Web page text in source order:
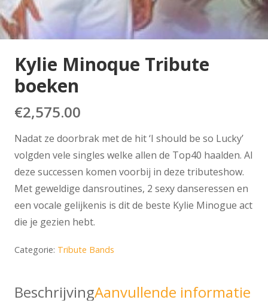
Kylie Minoque Tribute
boeken
€2,575.00
Nadat ze doorbrak met de hit ‘I should be so Lucky’
volgden vele singles welke allen de Top40 haalden. Al
deze successen komen voorbij in deze tributeshow.
Met geweldige dansroutines, 2 sexy danseressen en
een vocale gelijkenis is dit de beste Kylie Minogue act
die je gezien hebt.
Categorie: Tribute Bands
BeschrijvingAanvullende informatie